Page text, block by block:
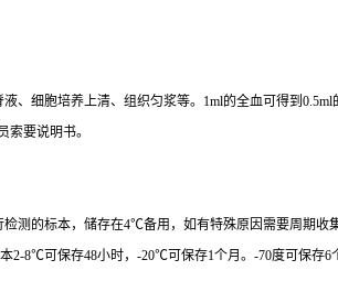
、细胞培养上清、组织匀浆等。1ml的全血可得到0.5ml
要说明书。
测的标本，储存在4℃备用，如有特殊原因需要周期收集
8℃可保存48小时，-20℃可保存1个月。-70度可保存6